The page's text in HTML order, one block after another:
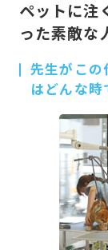
ペットに
った素敵な
先生がこの
はどんな時